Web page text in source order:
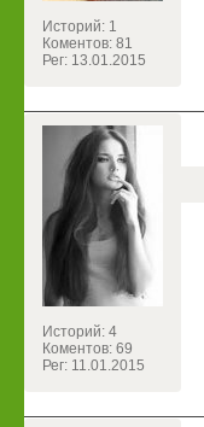
Историй: 1
Коментов: 81
Рег: 13.01.2015
Историй: 4
Коментов: 69
Рег: 11.01.2015